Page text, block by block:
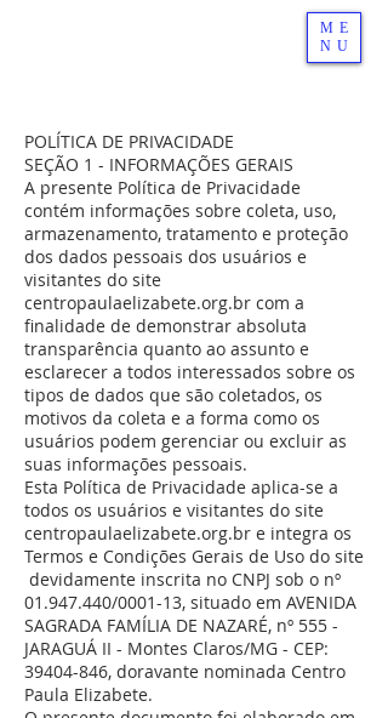
ME
NU
POLÍTICA DE PRIVACIDADE
SEÇÃO 1 - INFORMAÇÕES GERAIS
A presente Política de Privacidade
contém informações sobre coleta, uso,
armazenamento, tratamento e proteção
dos dados pessoais dos usuários e
visitantes do site
centropaulaelizabete.org.br com a
finalidade de demonstrar absoluta
transparência quanto ao assunto e
esclarecer a todos interessados sobre os
tipos de dados que são coletados, os
motivos da coleta e a forma como os
usuários podem gerenciar ou excluir as
suas informações pessoais.
Esta Política de Privacidade aplica-se a
todos os usuários e visitantes do site
centropaulaelizabete.org.br e integra os
Termos e Condições Gerais de Uso do site
devidamente inscrita no CNPJ sob o nº
01.947.440/0001-13, situado em AVENIDA
SAGRADA FAMÍLIA DE NAZARÉ, nº 555 -
JARAGUÁ II - Montes Claros/MG - CEP:
39404-846, doravante nominada Centro
Paula Elizabete.